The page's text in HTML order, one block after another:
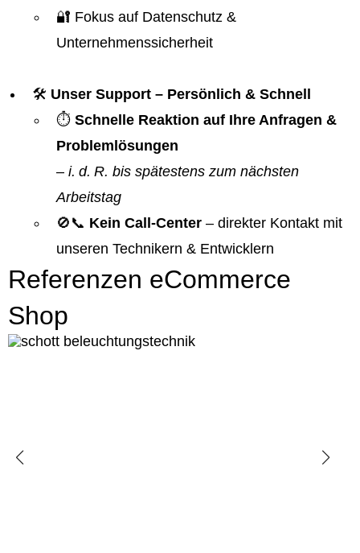
🔐 Fokus auf Datenschutz &
Unternehmenssicherheit
🛠️ Unser Support – Persönlich & Schnell
⏱️ Schnelle Reaktion auf Ihre Anfragen &
Problemlösungen
– i. d. R. bis spätestens zum nächsten
Arbeitstag
🚫📞 Kein Call-Center – direkter Kontakt mit
unseren Technikern & Entwicklern
Referenzen eCommerce
Shop